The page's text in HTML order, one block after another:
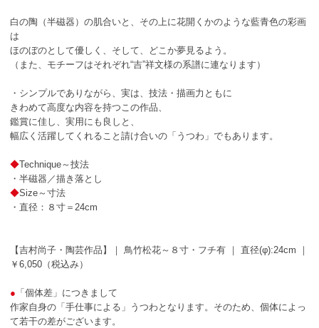
白の陶（半磁器）の肌合いと、その上に花開くかのような藍青色の彩画
は
ほのぼのとして優しく、そして、どこか夢見るよう。
（また、モチーフはそれぞれ“吉”祥文様の系譜に連なります）
・シンプルでありながら、実は、技法・描画力ともに
きわめて高度な内容を持つこの作品、
鑑賞に佳し、実用にも良しと、
幅広く活躍してくれること請け合いの「うつわ」でもあります。
◆Technique～技法
・半磁器／描き落とし
◆Size～寸法
・直径：８寸＝24cm
【吉村尚子・陶芸作品】｜ 鳥竹松花～８寸・フチ有 ｜ 直径(φ):24cm ｜
￥6,050（税込み）
● 「個体差」につきまして
作家自身の「手仕事による」うつわとなります。そのため、個体によっ
て若干の差がございます。